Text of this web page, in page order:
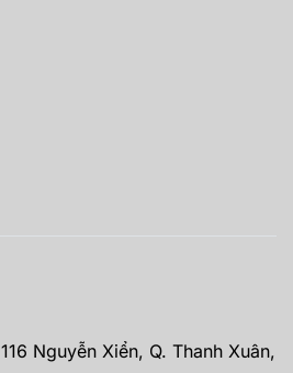
Nguyễn Xiển, Q. Thanh Xuân,